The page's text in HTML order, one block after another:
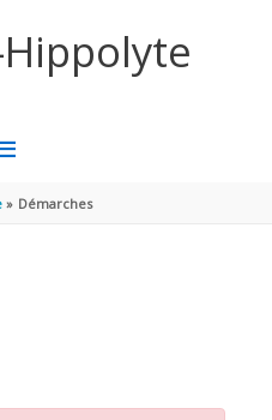
Démarches